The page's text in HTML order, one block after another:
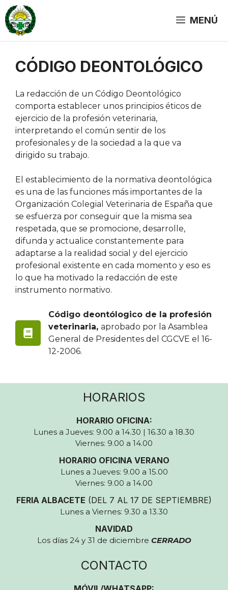
Saltar
al
contenido
MENÚ
CÓDIGO DEONTOLÓGICO
La redacción de un Código Deontológico
comporta establecer unos principios éticos de
ejercicio de la profesión veterinaria,
interpretando el común sentir de los
profesionales y de la sociedad a la que va
dirigido su trabajo.
El establecimiento de la normativa deontológica
es una de las funciones más importantes de la
Organización Colegial Veterinaria de España que
se esfuerza por conseguir que la misma sea
respetada, que se promocione, desarrolle,
difunda y actualice constantemente para
adaptarse a la realidad social y del ejercicio
profesional existente en cada momento y eso es
lo que ha motivado la redacción de este
instrumento normativo.
Código deontólogico de la profesión
veterinaria, aprobado por la Asamblea
General de Presidentes del CGCVE el 16-
12-2006.
HORARIOS
HORARIO OFICINA:
Lunes a Jueves: 9.00 a 14.30 | 16.30 a 18.30
Viernes: 9.00 a 14.00
HORARIO OFICINA VERANO
Lunes a Jueves: 9.00 a 15.00
Viernes: 9.00 a 14.00
FERIA ALBACETE (DEL 7 AL 17 DE SEPTIEMBRE)
Lunes a Viernes: 9.30 a 13.30
NAVIDAD
Los días 24 y 31 de diciembre CERRADO
CONTACTO